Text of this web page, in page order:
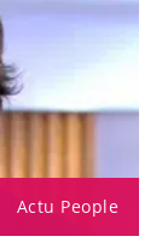
Actu People